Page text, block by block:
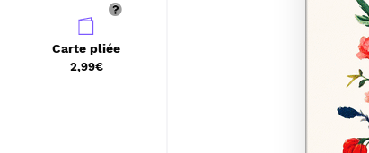
Carte pliée
2,99€